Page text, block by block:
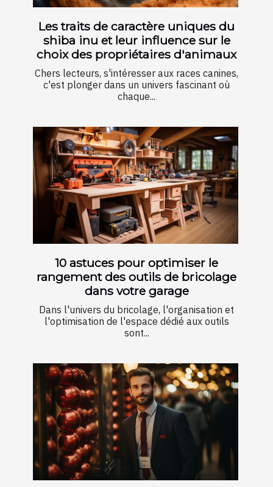
Les traits de caractère uniques du
shiba inu et leur influence sur le
choix des propriétaires d'animaux
Chers lecteurs, s'intéresser aux races canines,
c'est plonger dans un univers fascinant où
chaque...
10 astuces pour optimiser le
rangement des outils de bricolage
dans votre garage
Dans l'univers du bricolage, l'organisation et
l'optimisation de l'espace dédié aux outils
sont...